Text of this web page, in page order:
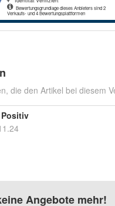
die den Artikel bei diesem
Positiv
Angebote mehr!